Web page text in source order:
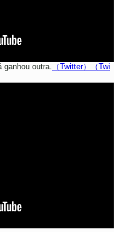
ganhou outra. （Twitter）
（Twi